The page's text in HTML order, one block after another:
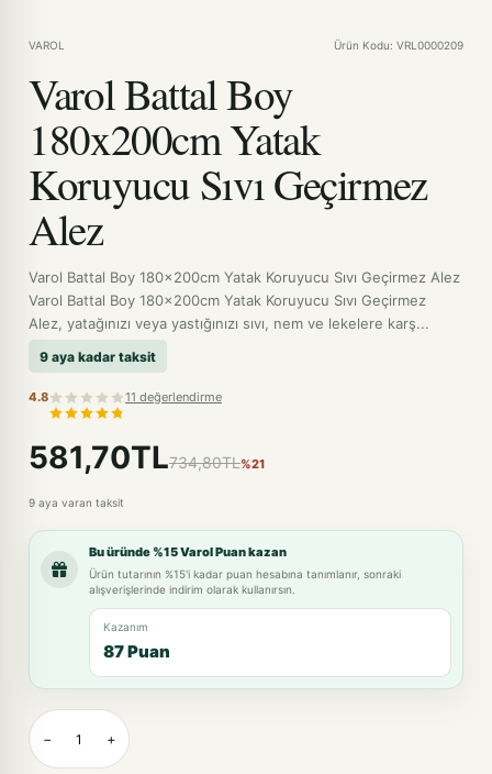
VAROL Ürün Kodu: VRL0000209
Varol Battal Boy
180x200cm Yatak
Koruyucu Sıvı Geçirmez
Alez
Varol Battal Boy 180x200cm Yatak Koruyucu Sıvı Geçirmez Alez
Varol Battal Boy 180x200cm Yatak Koruyucu Sıvı Geçirmez
Alez, yatağınızı veya yastığınızı sıvı, nem ve lekelere karş...
9 aya kadar taksit
4.8 11 değerlendirme
581,70TL734,80TL%21
9 aya varan taksit
Bu üründe %15 Varol Puan kazan
Ürün tutarının %15'i kadar puan hesabına tanımlanır, sonraki
alışverişlerinde indirim olarak kullanırsın.
Kazanım
87 Puan
− +